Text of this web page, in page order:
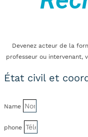
Devenez acteur de la
professeur ou intervenant,
État civil et
Name
phone